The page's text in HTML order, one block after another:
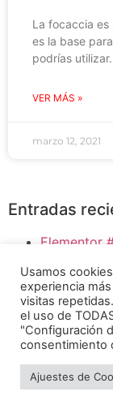
La focaccia es
es la base
podrías
VER MÁS »
marzo 12, 2021
Entradas
Elementor
HUMMUS
SI LE DAS
INTERESA
Osoji
Usamos
experiencia
visitas
el uso de
"Configuración
consentimiento
Ajuestes de